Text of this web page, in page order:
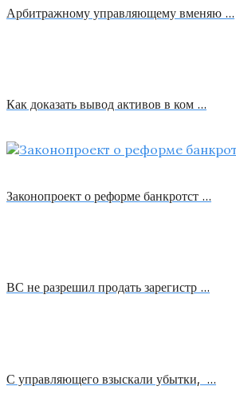
Арбитражному управляющему вменяю …
Как доказать вывод активов в ком …
Законопроект о реформе банкротст …
ВС не разрешил продать зарегистр …
С управляющего взыскали убытки, …